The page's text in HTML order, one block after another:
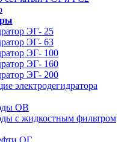
ЭГ- 25
ЭГ- 63
ЭГ- 100
ЭГ- 160
ЭГ- 200
электродегидратора
ОВ
с жидкостным фильтром
ОГ